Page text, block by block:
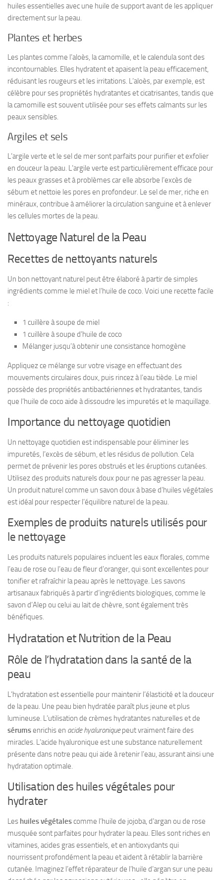
huiles essentielles avec une huile de support avant de les appliquer
directement sur la peau.
Plantes et herbes
Les plantes comme l’aloès, la camomille, et le calendula sont des
incontournables. Elles hydratent et apaisent la peau efficacement,
réduisant les rougeurs et les irritations. L’aloès, par exemple, est
célèbre pour ses propriétés hydratantes et cicatrisantes, tandis que
la camomille est souvent utilisée pour ses effets calmants sur les
peaux sensibles.
Argiles et sels
L’argile verte et le sel de mer sont parfaits pour purifier et exfolier
en douceur la peau. L’argile verte est particulièrement efficace pour
les peaux grasses et à problèmes car elle absorbe l’excès de
sébum et nettoie les pores en profondeur. Le sel de mer, riche en
minéraux, contribue à améliorer la circulation sanguine et à enlever
les cellules mortes de la peau.
Nettoyage Naturel de la Peau
Recettes de nettoyants naturels
Un bon nettoyant naturel peut être élaboré à partir de simples
ingrédients comme le miel et l’huile de coco. Voici une recette facile
:
1 cuillère à soupe de miel
1 cuillère à soupe d’huile de coco
Mélanger jusqu’à obtenir une consistance homogène
Appliquez ce mélange sur votre visage en effectuant des
mouvements circulaires doux, puis rincez à l’eau tiède. Le miel
possède des propriétés antibactériennes et hydratantes, tandis
que l’huile de coco aide à dissoudre les impuretés et le maquillage.
Importance du nettoyage quotidien
Un nettoyage quotidien est indispensable pour éliminer les
impuretés, l’excès de sébum, et les résidus de pollution. Cela
permet de prévenir les pores obstrués et les éruptions cutanées.
Utilisez des produits naturels doux pour ne pas agresser la peau.
Un produit naturel comme un savon doux à base d’huiles végétales
est idéal pour respecter l’équilibre naturel de la peau.
Exemples de produits naturels utilisés pour
le nettoyage
Les produits naturels populaires incluent les eaux florales, comme
l’eau de rose ou l’eau de fleur d’oranger, qui sont excellentes pour
tonifier et rafraîchir la peau après le nettoyage. Les savons
artisanaux fabriqués à partir d’ingrédients biologiques, comme le
savon d’Alep ou celui au lait de chèvre, sont également très
bénéfiques.
Hydratation et Nutrition de la Peau
Rôle de l’hydratation dans la santé de la
peau
L’hydratation est essentielle pour maintenir l’élasticité et la douceur
de la peau. Une peau bien hydratée paraît plus jeune et plus
lumineuse. L’utilisation de crèmes hydratantes naturelles et de
sérumsenrichis en acide hyaluroniquepeut vraiment faire des
miracles. L’acide hyaluronique est une substance naturellement
présente dans notre peau qui aide à retenir l’eau, assurant ainsi une
hydratation optimale.
Utilisation des huiles végétales pour
hydrater
Les huiles végétalescomme l’huile de jojoba, d’argan ou de rose
musquée sont parfaites pour hydrater la peau. Elles sont riches en
vitamines, acides gras essentiels, et en antioxydants qui
nourrissent profondément la peau et aident à rétablir la barrière
cutanée. Imaginez l’effet réparateur de l’huile d’argan sur une peau